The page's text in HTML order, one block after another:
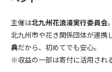
主催は北九州花浪漫実行委員会。
北九州市や花き関係団体が連携
典だから、初めてでも安心。
※収益の一部は寄付に活用され